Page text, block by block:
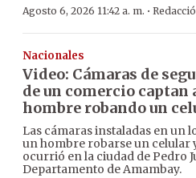
Agosto 6, 2026 11:42 a. m. ·
Nacionales
Video: Cámaras de
de un comercio captan
hombre robando un
Las cámaras instaladas en un
un hombre robarse un celular
ocurrió en la ciudad de Pedro
Departamento de Amambay.